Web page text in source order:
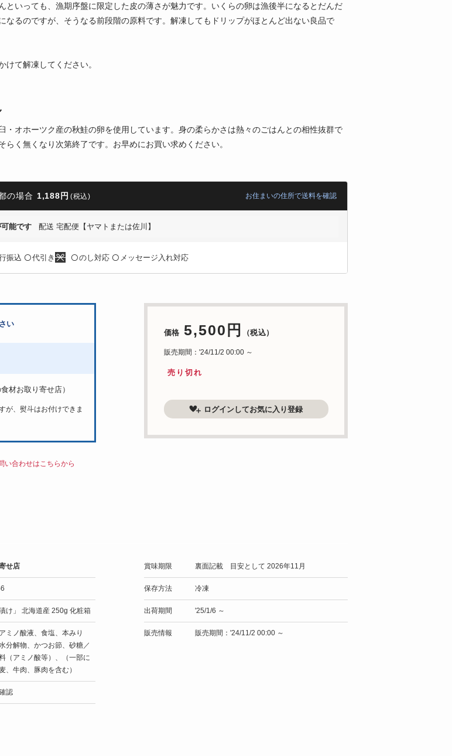
といっても、漁期序盤に限定した皮の薄さが魅力です。いくらの卵は漁後半になるとだんだ
なるのですが、そうなる前段階の原料です。解凍してもドリップがほとんど出ない良品で
けて解凍してください。
・オホーツク産の秋鮭の卵を使用しています。身の柔らかさは熱々のごはんとの相性抜群で
らく無くなり次第終了です。お早めにお買い求めください。
の場合 1,188円 (税込) お住まいの住所で送料を確認
能です 配送 宅配便【ヤマトまたは佐川】
振込 〇代引き 〇のし対応 〇 メッセージ入れ対応
価格 5,500円 （税込）
販売期間：'24/11/2 00:00 ～
売り切れ
ログインしてお気に入り登録
い
材お取り寄せ店）
が、熨斗はお付けできま
い合わせはこちらから
せ店
け」 北海道産 250g 化粧箱
ミノ酸液、食塩、本みり
分解物、かつお節、砂糖／
（アミノ酸等）、（一部に
、牛肉、豚肉を含む）
認
賞味期限 裏面記載 目安として 2026年11月
保存方法 冷凍
出荷期間 '25/1/6 ～
販売情報 販売期間：'24/11/2 00:00 ～